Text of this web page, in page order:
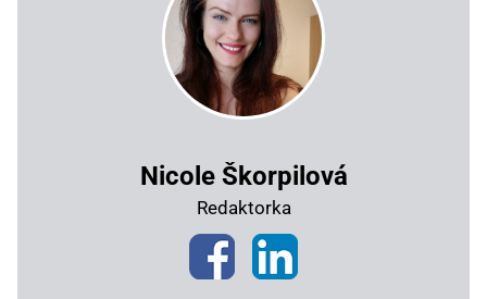
Nicole Škorpilová
Redaktorka